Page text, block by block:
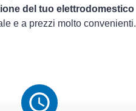
del tuo elettrodomestico
e a prezzi molto convenienti.